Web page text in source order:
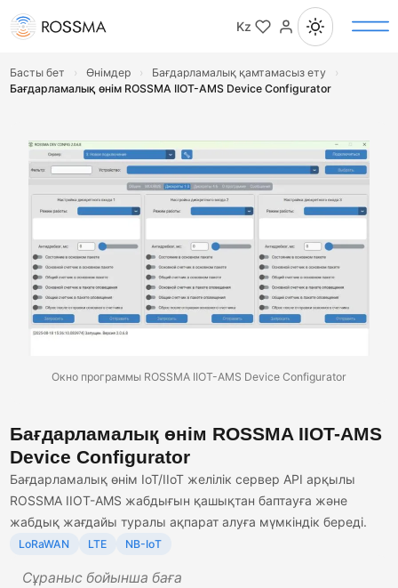
Kz
Басты бет › Өнімдер › Бағдарламалық қамтамасыз ету
›
Бағдарламалық өнім ROSSMA IIOT-AMS Device Configurator
Окно программы ROSSMA IIOT-AMS Device Configurator
Бағдарламалық өнім ROSSMA IIOT-AMS
Device Configurator
Бағдарламалық өнім IoT/IIoT желілік сервер API арқылы
ROSSMA IIOT-AMS жабдығын қашықтан баптауға және
жабдық жағдайы туралы ақпарат алуға мүмкіндік береді.
LoRaWAN LTE NB-IoT
Сұраныс бойынша баға